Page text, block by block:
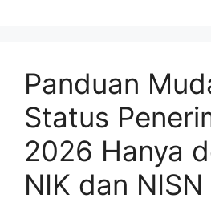
Panduan
Status
2026 Hanya
NIK dan NISN